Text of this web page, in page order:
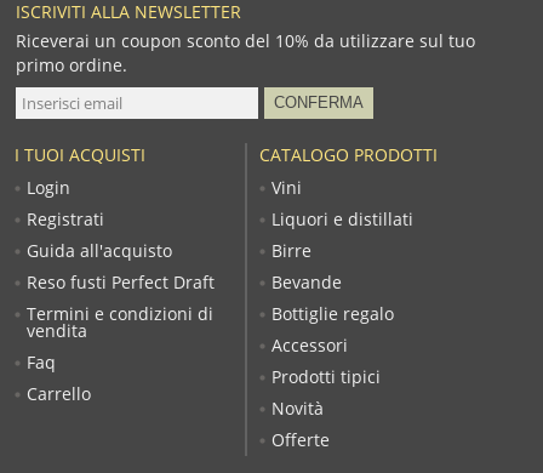
ISCRIVITI ALLA NEWSLETTER
Riceverai un coupon sconto del 10% da utilizzare sul tuo
primo ordine.
CATALOGO PRODOTTI
Vini
Liquori e distillati
Birre
Bevande
Bottiglie regalo
Accessori
Prodotti tipici
Novità
Offerte
I TUOI ACQUISTI
Login
Registrati
Guida all'acquisto
Reso fusti Perfect Draft
Termini e condizioni di
vendita
Faq
Carrello